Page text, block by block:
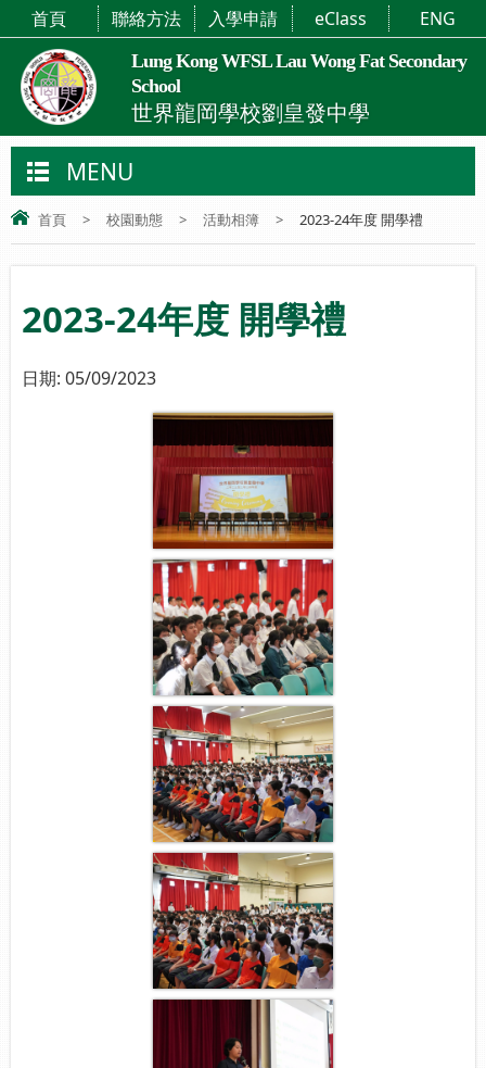
Lung Kong WFSL Lau Wong Fat Secondary
School
世界龍岡學校劉皇發中學
首頁 聯絡方法 入學申請 eClass ENG
MENU
首頁 > 校園動態 > 活動相簿 > 2023-24年度 開學禮
2023-24年度 開學禮
日期: 05/09/2023